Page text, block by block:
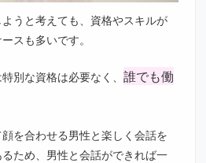
うと考えても、資格やスキルが
スも多いです。
別な資格は必要なく、誰でも働
を合わせる男性と楽しく会話を
ため、男性と会話ができれば一